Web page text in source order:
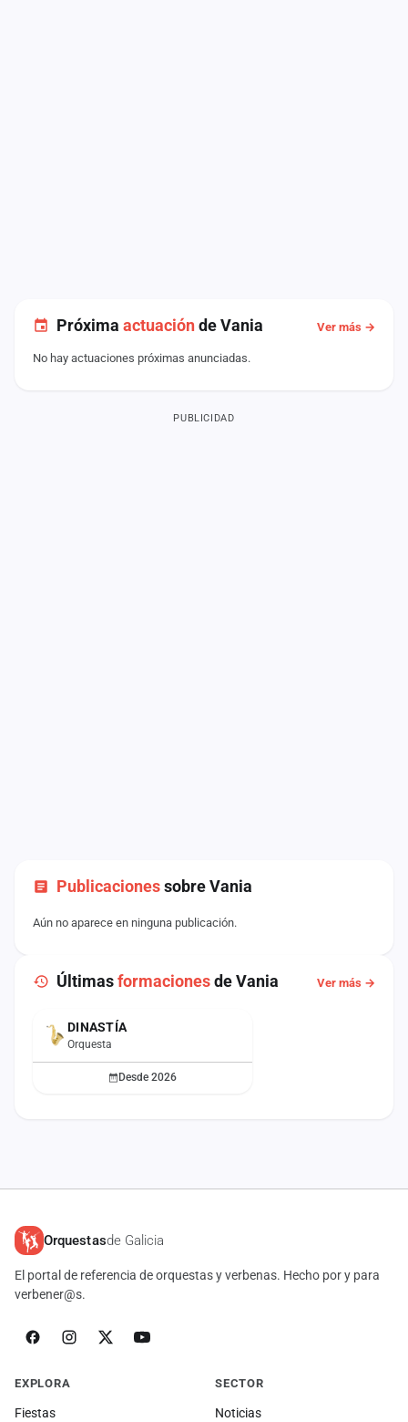
Próxima actuaciónde Vania Ver más →
No hay actuaciones próximas anunciadas.
PUBLICIDAD
Publicacionessobre Vania
Aún no aparece en ninguna publicación.
Últimasformacionesde Vania Ver más →
ACTUALDINASTÍA
Orquesta
Desde 2026
Orquestasde Galicia
El portal de referencia de orquestas y verbenas. Hecho por y para
verbener@s.
EXPLORA
Fiestas
SECTOR
Noticias